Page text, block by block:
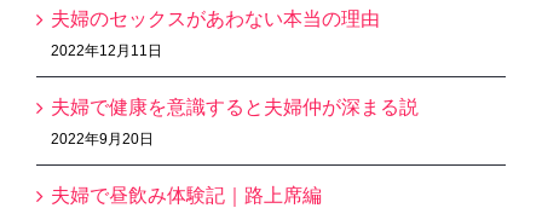
夫婦のセックスがあわない本当の理由
2022年12月11日
夫婦で健康を意識すると夫婦仲が深まる説
2022年9月20日
夫婦で昼飲み体験記｜路上席編